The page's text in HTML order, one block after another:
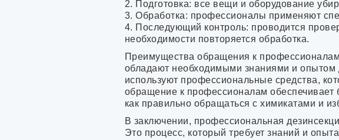
2. Подготовка: все вещи и оборудование
3. Обработка: профессионалы применяют
4. Последующий контроль: проводится
необходимости повторяется обработка.
Преимущества обращения к
обладают необходимыми знаниями и опытом
используют профессиональные средства,
обращение к профессионалам обеспечивает
как правильно обращаться с химикатами и
В заключении, профессиональная
Это процесс, который требует знаний и